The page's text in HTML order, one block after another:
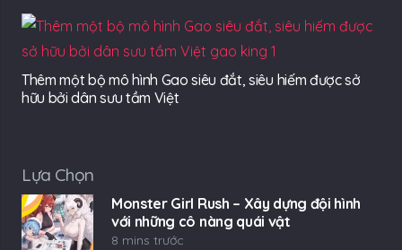
Thêm một bộ mô hình Gao siêu đắt, siêu hiếm được sở
hữu bởi dân sưu tầm Việt
Lựa Chọn
Monster Girl Rush – Xây dựng đội hình
với những cô nàng quái vật
8 mins trước